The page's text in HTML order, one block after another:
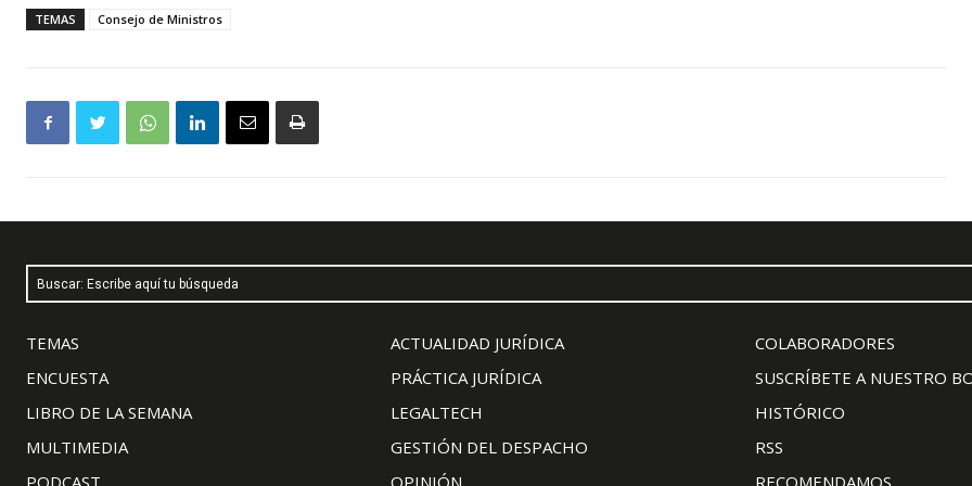
TEMAS Consejo de Ministros
Buscar: Escribe aquí tu búsqueda
TEMAS
ENCUESTA
LIBRO DE LA SEMANA
MULTIMEDIA
ACTUALIDAD JURÍDICA
PRÁCTICA JURÍDICA
LEGALTECH
GESTIÓN DEL DESPACHO
COLABORADORES
SUSCRÍBETE A NUESTRO
HISTÓRICO
RSS